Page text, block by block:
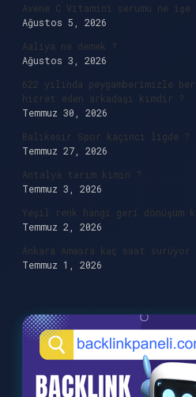
Avene C Vitamini serumu ne
Ağustos 5, 2026
Aaliya ne demek ?
Ağustos 3, 2026
622 yılında peygamberimizle
hicret eden arkadaşı kimdir ?
Temmuz 30, 2026
Balıkesir Spor kaçıncı ligde ?
Temmuz 27, 2026
Antalya tarım kimin ?
Temmuz 3, 2026
Yeşil renk hangi geri dönüşüm
Temmuz 2, 2026
Ankara Amasra kaç saat sürüyor
Temmuz 1, 2026